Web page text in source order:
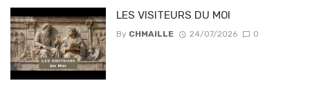
LES VISITEURS DU MOI
By CHMAILLE 24/07/2026 0